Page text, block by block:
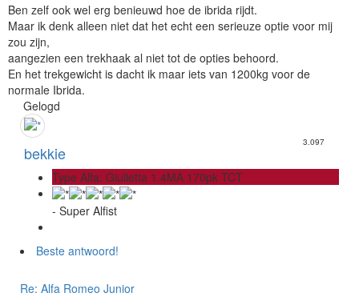
Ben zelf ook wel erg benieuwd hoe de ibrida rijdt.
Maar ik denk alleen niet dat het echt een serieuze optie voor mij
zou zijn,
aangezien een trekhaak al niet tot de opties behoord.
En het trekgewicht is dacht ik maar iets van 1200kg voor de
normale Ibrida.
Gelogd
bekkie
3.097
Type Alfa: Giulietta 1.4MA 170pk TCT
- Super Alfist
Beste antwoord!
Re: Alfa Romeo Junior